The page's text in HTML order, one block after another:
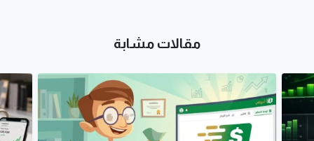
مقالات مشابة